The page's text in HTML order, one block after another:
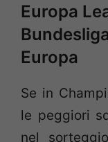
Europa
Europa
Se in
le peggiori
nel